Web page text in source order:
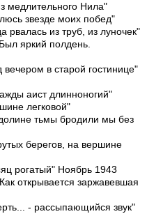
медлительного Нила"
звезде моих побед"
рвалась из труб, из луночек"
яркий полдень.
вечером в старой гостинице"
аист длинноногий"
легковой"
тьмы бродили мы без
берегов, на вершине
рогатый" Ноябрь 1943
открывается заржавевшая
- рассыпающийся звук"